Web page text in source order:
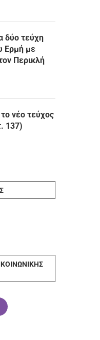
δύο τεύχη
Ερμή με
Περικλή
νέο τεύχος
137)